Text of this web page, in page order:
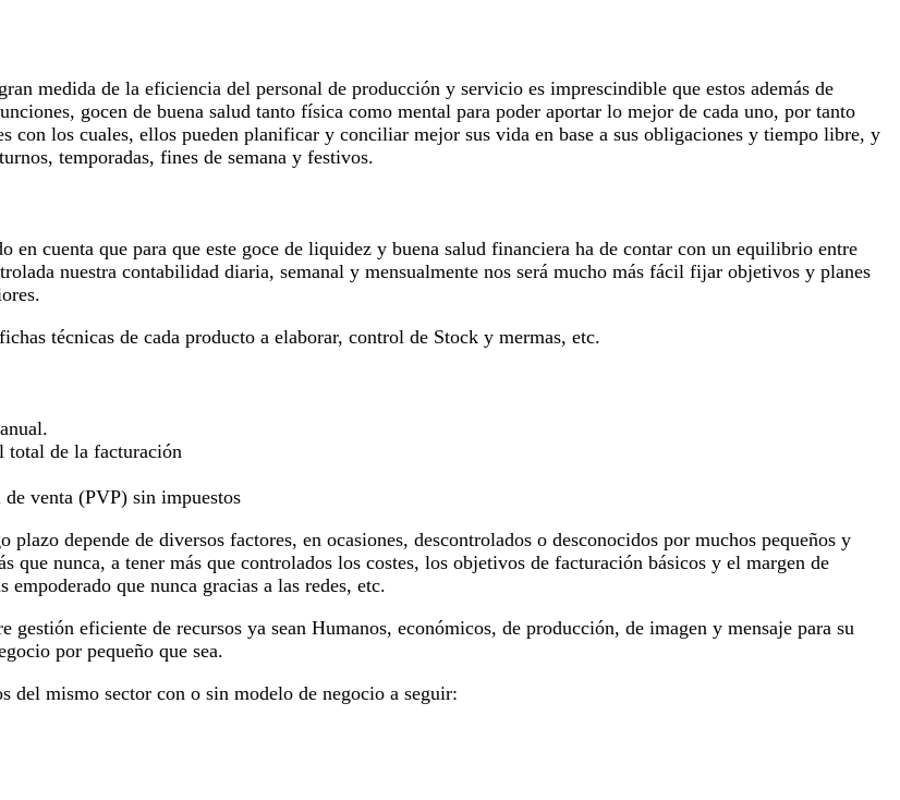
medida de la eficiencia del personal de producción y servicio es imprescindible que estos además de
gocen de buena salud tanto física como mental para poder aportar lo mejor de cada uno, por tanto
con los cuales, ellos pueden planificar y conciliar mejor sus vida en base a sus obligaciones y tiempo libre, y
temporadas, fines de semana y festivos.
cuenta que para que este goce de liquidez y buena salud financiera ha de contar con un equilibrio entre
nuestra contabilidad diaria, semanal y mensualmente nos será mucho más fácil fijar objetivos y planes
técnicas de cada producto a elaborar, control de Stock y mermas, etc.
total de la facturación
venta (PVP) sin impuestos
depende de diversos factores, en ocasiones, descontrolados o desconocidos por muchos pequeños y
que nunca, a tener más que controlados los costes, los objetivos de facturación básicos y el margen de
que nunca gracias a las redes, etc.
eficiente de recursos ya sean Humanos, económicos, de producción, de imagen y mensaje para su
por pequeño que sea.
del mismo sector con o sin modelo de negocio a seguir: